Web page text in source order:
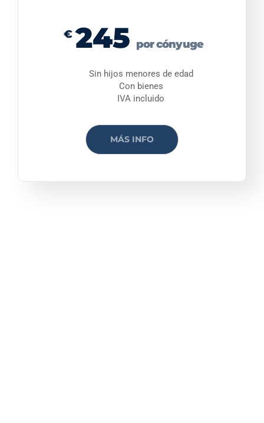
€ 245 por cónyuge
Sin hijos menores de edad
Con bienes
IVA incluido
MÁS INFO